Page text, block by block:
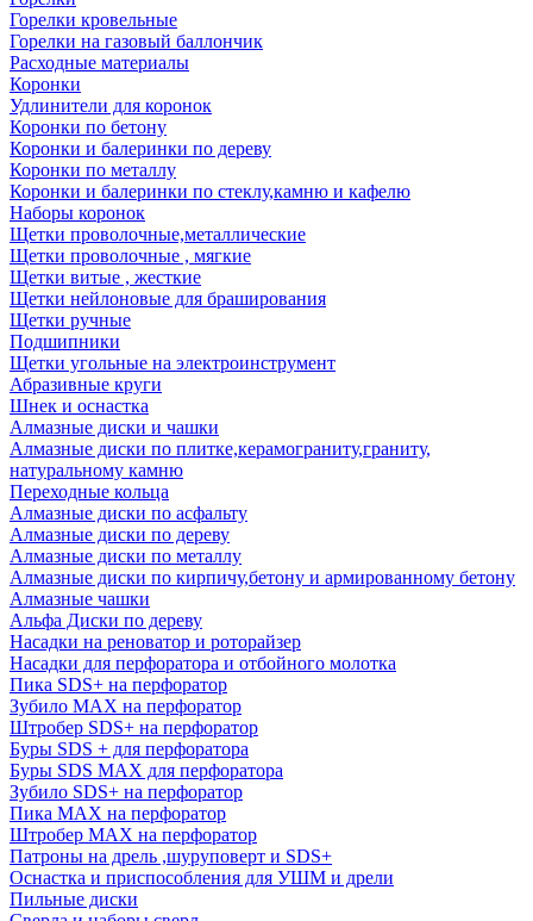
Горелки кровельные
Горелки на газовый баллончик
Расходные материалы
Коронки
Удлинители для коронок
Коронки по бетону
Коронки и балеринки по дереву
Коронки по металлу
Коронки и балеринки по стеклу,камню и кафелю
Наборы коронок
Щетки проволочные,металлические
Щетки проволочные , мягкие
Щетки витые , жесткие
Щетки нейлоновые для браширования
Щетки ручные
Подшипники
Щетки угольные на электроинструмент
Абразивные круги
Шнек и оснастка
Алмазные диски и чашки
Алмазные диски по плитке,керамограниту,граниту,
натуральному камню
Переходные кольца
Алмазные диски по асфальту
Алмазные диски по дереву
Алмазные диски по металлу
Алмазные диски по кирпичу,бетону и армированному бетону
Алмазные чашки
Альфа Диски по дереву
Насадки на реноватор и роторайзер
Насадки для перфоратора и отбойного молотка
Пика SDS+ на перфоратор
Зубило MAX на перфоратор
Штробер SDS+ на перфоратор
Буры SDS + для перфоратора
Буры SDS MAX для перфоратора
Зубило SDS+ на перфоратор
Пика MAX на перфоратор
Штробер MAX на перфоратор
Патроны на дрель ,шуруповерт и SDS+
Оснастка и приспособления для УШМ и дрели
Пильные диски